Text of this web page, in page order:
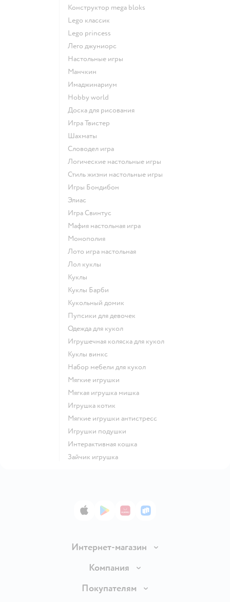
Конструктор mega bloks
Lego классик
Lego princess
Лего джуниорс
Настольные игры
Манчкин
Имаджинариум
Hobby world
Доска для рисования
Игра Твистер
Шахматы
Словодел игра
Логические настольные игры
Стиль жизни настольные игры
Игры Бондибон
Элиас
Игра Свинтус
Мафия настольная игра
Монополия
Лото игра настольная
Лол куклы
Куклы
Куклы Барби
Кукольный домик
Пупсики для девочек
Одежда для кукол
Игрушечная коляска для кукол
Куклы винкс
Набор мебели для кукол
Мягкие игрушки
Мягкая игрушка мишка
Игрушка котик
Мягкие игрушки антистресс
Игрушки подушки
Интерактивная кошка
Зайчик игрушка
App StoreGoogle Play
AppGallery
RuStore
Интернет-магазин
Доставка и оплата
Правила продажи
Компания
Вакансии
Покупателям